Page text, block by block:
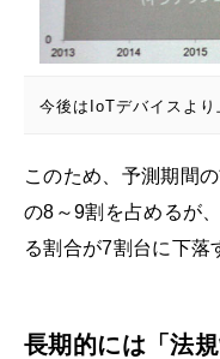
今後はIoTデバイスよ
このため、予測期間
の8～9割を占めるが
る割合が7割台に下落
長期的には「法